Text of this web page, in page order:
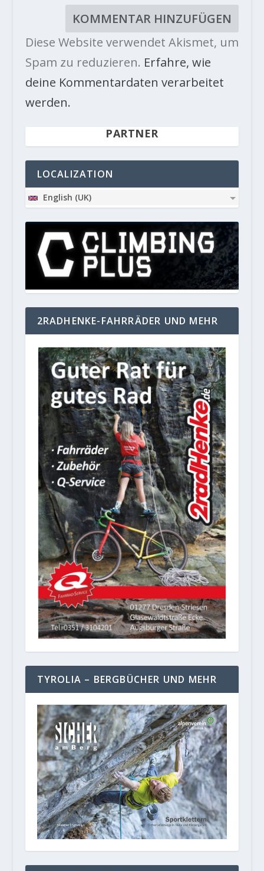
Diese Website verwendet Akismet, um
Spam zu reduzieren. Erfahre, wie
deine Kommentardaten verarbeitet
werden.
PARTNER
LOCALIZATION
English (UK)
2RADHENKE-FAHRRÄDER UND MEHR
TYROLIA – BERGBÜCHER UND MEHR